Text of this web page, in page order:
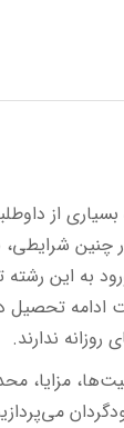
از
چنین
به این
تحصیل
روزانه ندارند.
مزایا،